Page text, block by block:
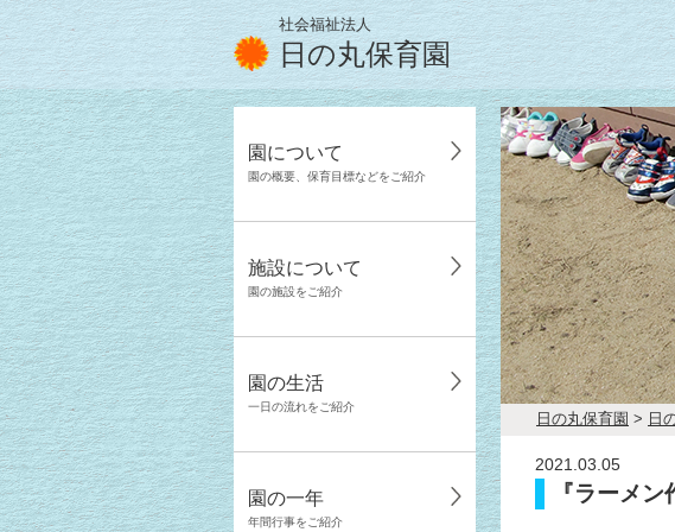
社会福祉法人
日の丸保育園
園について
園の概要、保育目標などをご紹介
施設について
園の施設をご紹介
園の生活
一日の流れをご紹介
園の一年
年間行事をご紹介
日の丸保育園 > 日
2021.03.05
『ラーメン